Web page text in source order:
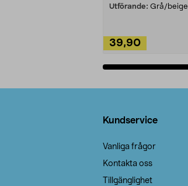
Utförande: Grå/beige
39,90
Kundservice
Vanliga frågor
Kontakta oss
Tillgänglighet